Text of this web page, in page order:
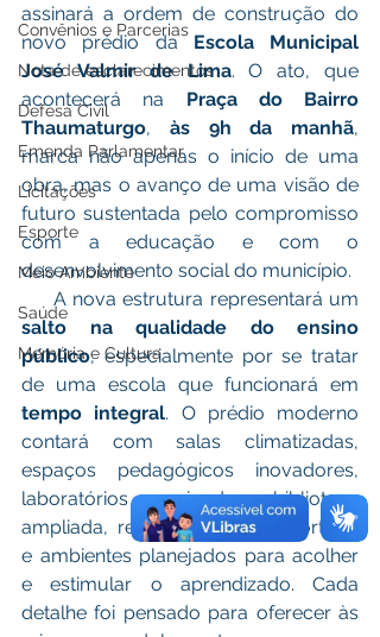
Convênios e Parcerias
Nota de esclarecimentos
Defesa Civil
Emenda Parlamentar
Licitações
Esporte
Meio Ambiente
Saúde
Memória e Cultura
assinará a ordem de construção do
novo prédio da Escola Municipal
José Valmir de Lima. O ato, que
acontecerá na Praça do Bairro
Thaumaturgo, às 9h da manhã,
marca não apenas o início de uma
obra, mas o avanço de uma visão de
futuro sustentada pelo compromisso
com a educação e com o
desenvolvimento social do município.
     A nova estrutura representará um
salto na qualidade do ensino
público, especialmente por se tratar
tempo integral. O prédio moderno
contará com salas climatizadas,
espaços pedagógicos inovadores,
laboratórios equipados, biblioteca
ampliada, refeitório, áreas esportivas
e ambientes planejados para acolher
e estimular o aprendizado. Cada
detalhe foi pensado para oferecer às